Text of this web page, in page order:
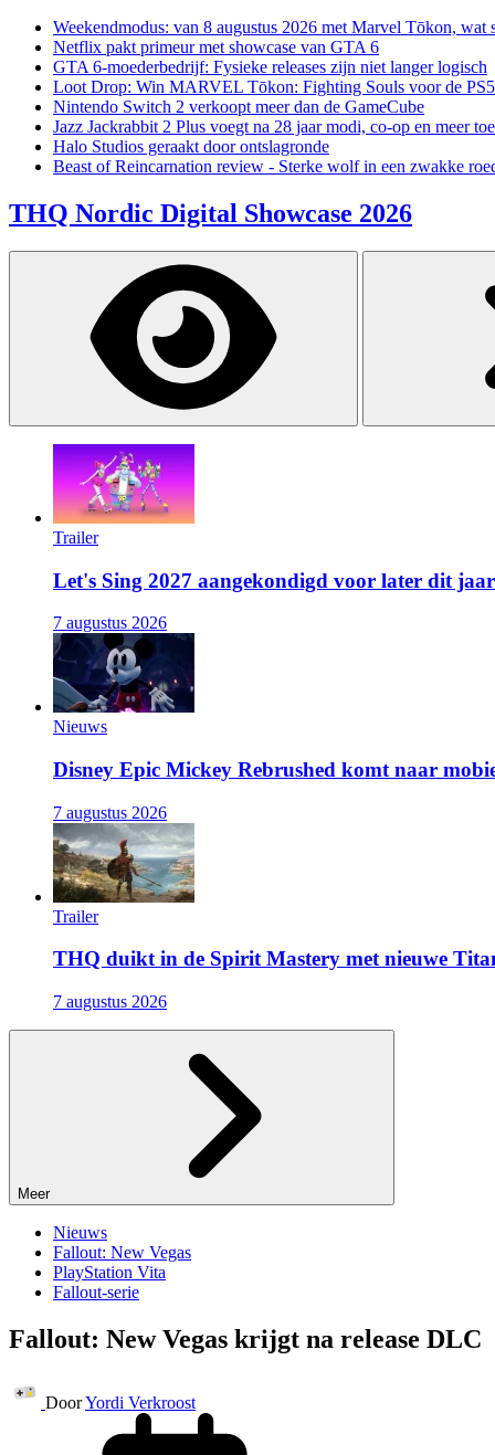
Weekendmodus: van 8 augustus 2026 met Marvel Tōkon, wat
Netflix pakt primeur met showcase van GTA 6
GTA 6-moederbedrijf: Fysieke releases zijn niet langer logisch
Loot Drop: Win MARVEL Tōkon: Fighting Souls voor de PS5
Nintendo Switch 2 verkoopt meer dan de GameCube
Jazz Jackrabbit 2 Plus voegt na 28 jaar modi, co-op en meer toe
Halo Studios geraakt door ontslagronde
Beast of Reincarnation review - Sterke wolf in een zwakke
THQ Nordic Digital Showcase 2026
Trailer
Let's Sing 2027 aangekondigd voor later dit jaar
7 augustus 2026
Nieuws
Disney Epic Mickey Rebrushed komt naar
7 augustus 2026
Trailer
THQ duikt in de Spirit Mastery met nieuwe
7 augustus 2026
Meer
Nieuws
Fallout: New Vegas
PlayStation Vita
Fallout-serie
Fallout: New Vegas krijgt na release DLC
DoorYordi Verkroost